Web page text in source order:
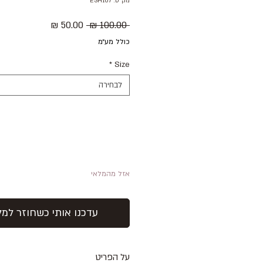
‏100.00 ‏₪
מחיר
כולל מע״מ
Size
*
לבחירה
אזל מהמלאי
עדכנו אותי כשחוזר
על הפריט